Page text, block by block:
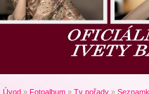
Úvod » Fotoalbum » Tv pořady »